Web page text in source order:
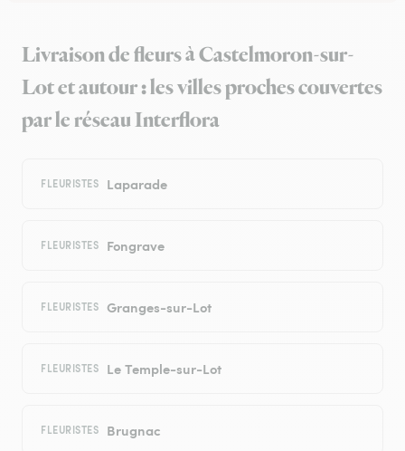
Livraison de fleurs à Castelmoron-sur-
Lot et autour : les villes proches couvertes
par le réseau Interflora
FLEURISTES Laparade
FLEURISTES Fongrave
FLEURISTES Granges-sur-Lot
FLEURISTES Le Temple-sur-Lot
FLEURISTES Brugnac